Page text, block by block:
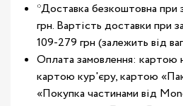
*Доставка безкоштовна при
грн. Вартість доставки при
109-279 грн (залежить від
Оплата замовлення: картою
картою кур'єру, картою
«Покупка частинами від